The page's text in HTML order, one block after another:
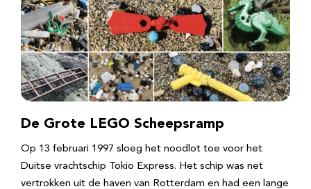
De Grote LEGO Scheepsramp
Op 13 februari 1997 sloeg het noodlot toe voor het
Duitse vrachtschip Tokio Express. Het schip was net
vertrokken uit de haven van Rotterdam en had een lange